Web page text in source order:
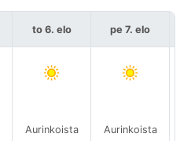
to 6. elo
Aurinkoista
pe 7. elo
Aurinkoista